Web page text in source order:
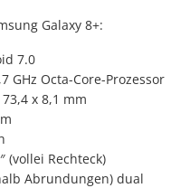
Galaxy 8+:
7.0
GHz Octa-Core-Prozessor
x 8,1 mm
(vollei Rechteck)
Abrundungen) dual